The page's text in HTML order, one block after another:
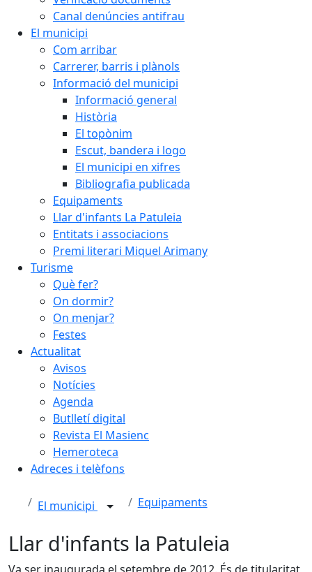
Canal denúncies antifrau
El municipi
Com arribar
Carrerer, barris i plànols
Informació del municipi
Informació general
Història
El topònim
Escut, bandera i logo
El municipi en xifres
Bibliografia publicada
Equipaments
Llar d'infants La Patuleia
Entitats i associacions
Premi literari Miquel Arimany
Turisme
Què fer?
On dormir?
On menjar?
Festes
Actualitat
Avisos
Notícies
Agenda
Butlletí digital
Revista El Masienc
Hemeroteca
Adreces i telèfons
El municipi Equipaments
Llar d'infants la Patuleia